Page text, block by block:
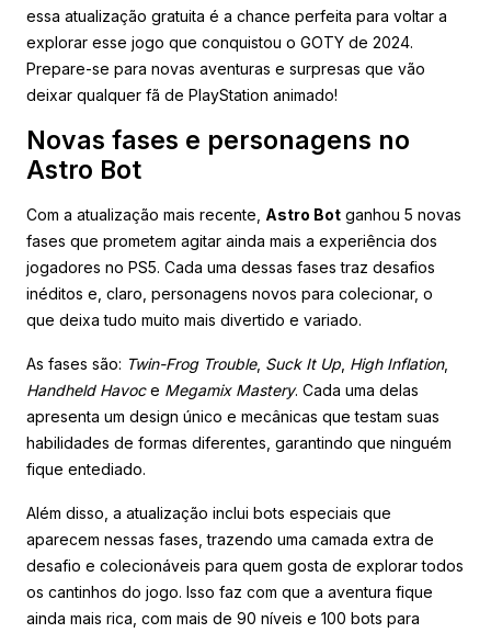
essa atualização gratuita é a chance perfeita para voltar a
explorar esse jogo que conquistou o GOTY de 2024.
Prepare-se para novas aventuras e surpresas que vão
deixar qualquer fã de PlayStation animado!
Novas fases e personagens no
Astro Bot
Com a atualização mais recente, Astro Bot ganhou 5 novas
fases que prometem agitar ainda mais a experiência dos
jogadores no PS5. Cada uma dessas fases traz desafios
inéditos e, claro, personagens novos para colecionar, o
que deixa tudo muito mais divertido e variado.
As fases são: Twin-Frog Trouble, Suck It Up High Inflation,
Handheld Havoce Megamix Mastery. Cada uma delas
apresenta um design único e mecânicas que testam suas
habilidades de formas diferentes, garantindo que ninguém
fique entediado.
Além disso, a atualização inclui bots especiais que
aparecem nessas fases, trazendo uma camada extra de
desafio e colecionáveis para quem gosta de explorar todos
os cantinhos do jogo. Isso faz com que a aventura fique
ainda mais rica, com mais de 90 níveis e 100 bots para